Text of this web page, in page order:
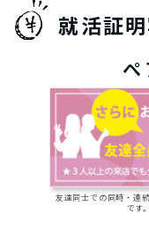
就活証
友達同士での同時・連
です